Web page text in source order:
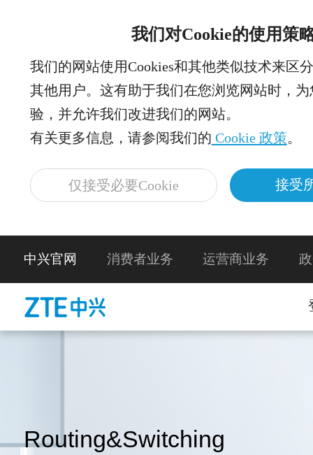
我们对Cookie的使用策
我们的网站使用Cookies和其他类似技术来区
其他用户。这有助于我们在您浏览网站时，
验，并允许我们改进我们的网站。
有关更多信息，请参阅我们的 Cookie 政策。
仅接受必要Cookie 接受
中兴官网 消费者业务 运营商业务
Routing&Switching